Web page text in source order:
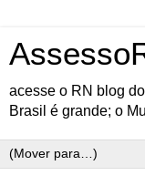
acesse o RN blog
Brasil é grande; o